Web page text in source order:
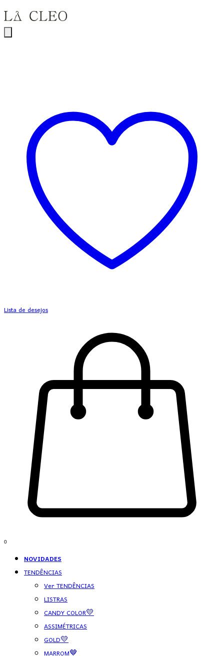
Lista de desejos
0
NOVIDADES
TENDÊNCIAS
Ver TENDÊNCIAS
LISTRAS
CANDY COLOR💛
ASSIMÉTRICAS
GOLD💛